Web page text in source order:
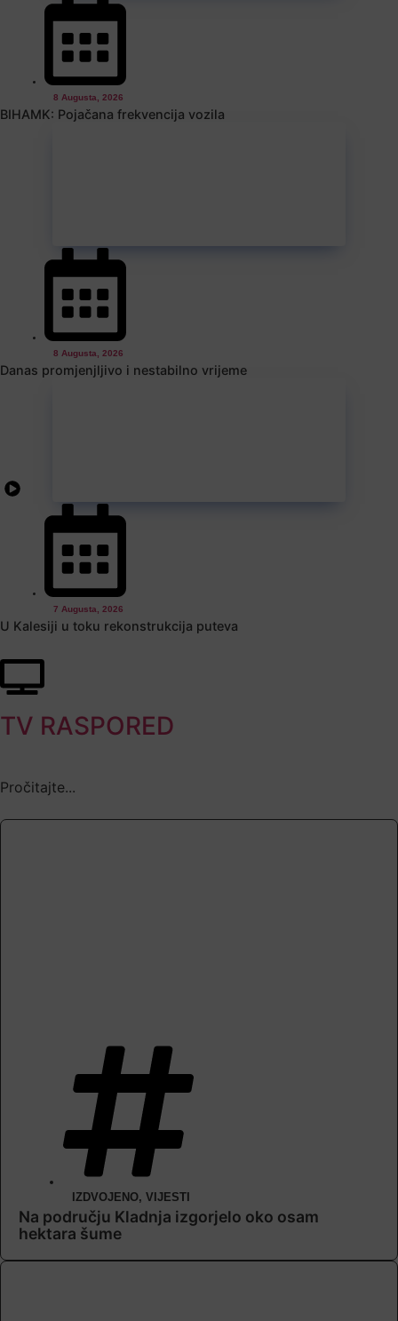
8 Augusta, 2026
BIHAMK: Pojačana frekvencija vozila
8 Augusta, 2026
Danas promjenjljivo i nestabilno vrijeme
7 Augusta, 2026
U Kalesiji u toku rekonstrukcija puteva
TV RASPORED
Pročitajte...
IZDVOJENO, VIJESTI
Na području Kladnja izgorjelo oko osam
hektara šume